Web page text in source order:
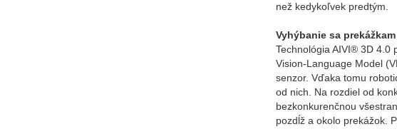
než kedykoľvek predtým.
Vyhýbanie sa
Technológia AIVI® 3D 4.0
Vision-Language Model
senzor. Vďaka tomu
od nich. Na rozdiel od
bezkonkurenčnou
pozdĺž a okolo prekážok.